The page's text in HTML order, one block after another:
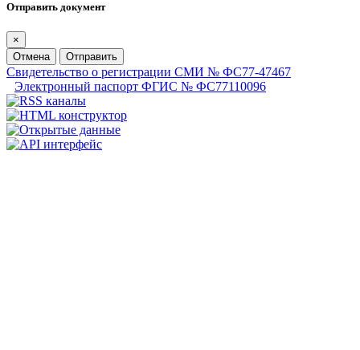
Отправить документ
×
Отмена
Отправить
Свидетельство о регистрации СМИ № ФС77-47467
Электронный паспорт ФГИС № ФС77110096